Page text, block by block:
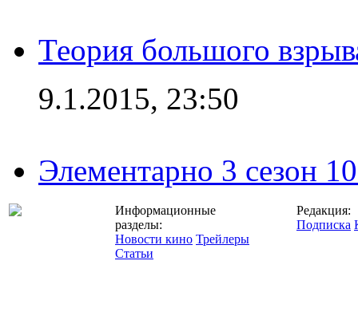
Теория большого
9.1.2015, 23:50
Элементарно 3 сезон
Информационные
разделы:
Новости кино Трейлеры
Статьи
Редакция:
Подписка